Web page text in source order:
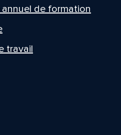
annuel de formation
travail